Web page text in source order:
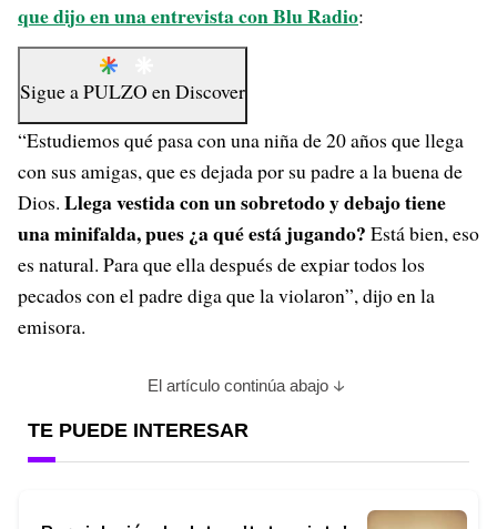
que dijo en una entrevista con Blu Radio:
Sigue aPULZO enDiscover
“Estudiemos qué pasa con una niña de 20 años que llega
con sus amigas, que es dejada por su padre a la buena de
Dios. Llega vestida con un sobretodo y debajo tiene
una minifalda, pues ¿a qué está jugando? Está bien, eso
es natural. Para que ella después de expiar todos los
pecados con el padre diga que la violaron”, dijo en la
emisora.
El artículo continúa abajo
TE PUEDE INTERESAR